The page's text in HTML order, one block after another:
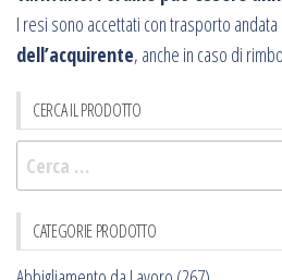
I resi sono accettati con trasporto
dell’acquirente, anche in caso di
CERCA IL PRODOTTO
Ricerca
per:
CATEGORIE PRODOTTO